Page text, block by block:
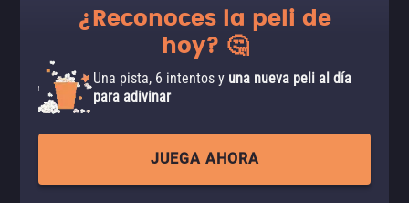
¿Reconoces la peli de
hoy? 🤔
Una pista, 6 intentos y una nueva peli al día
para adivinar
JUEGA AHORA